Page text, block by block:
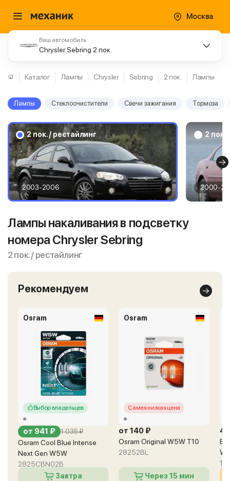
Москва
Ваш автомобиль
Chrysler Sebring 2 пок.
Каталог Лампы Chrysler Sebring 2 пок. Лампы
Лампы Стеклоочистители Свечи зажигания Тормоза
2 пок. / рестайлинг
2003-2006
2 пок.
2000-
Лампы накаливания в подсветку
номера Chrysler Sebring
2 пок. / рестайлинг
Рекомендуем
Osram
Выбор владельцев
от 941 ₽ 1 035 ₽
Osram Cool Blue Intense
Next Gen W5W
2825CBN02B
Завтра
Osram
Самая низкая цена
от 140 ₽
Osram Original W5W T10
28252BL
Через 15 мин